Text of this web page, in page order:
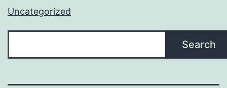
Uncategorized
Search